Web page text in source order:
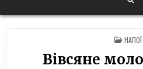
POSTED
IN
НАПОЇ
Вівсяне